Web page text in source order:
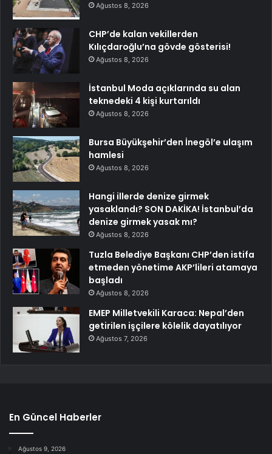
Ağustos 8, 2026
CHP’de kalan vekillerden
Kılıçdaroğlu’na gövde gösterisi!
Ağustos 8, 2026
İstanbul Moda açıklarında su alan
teknedeki 4 kişi kurtarıldı
Ağustos 8, 2026
Bursa Büyükşehir’den İnegöl’e ulaşım
hamlesi
Ağustos 8, 2026
Hangi illerde denize girmek
yasaklandı? SON DAKİKA! İstanbul’da
denize girmek yasak mı?
Ağustos 8, 2026
Tuzla Belediye Başkanı CHP’den istifa
etmeden yönetime AKP’lileri atamaya
başladı
Ağustos 8, 2026
EMEP Milletvekili Karaca: Nepal’den
getirilen işçilere kölelik dayatılıyor
Ağustos 7, 2026
En Güncel Haberler
Ağustos 9, 2026